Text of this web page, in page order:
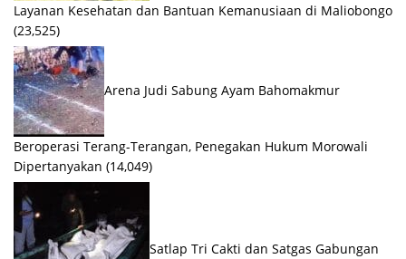
Layanan Kesehatan dan Bantuan Kemanusiaan di Maliobongo
(23,525)
Arena Judi Sabung Ayam Bahomakmur
Beroperasi Terang-Terangan, Penegakan Hukum Morowali
Dipertanyakan (14,049)
Satlap Tri Cakti dan Satgas Gabungan